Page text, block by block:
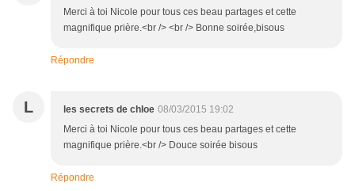
Merci à toi Nicole pour tous ces beau partages et cette
magnifique prière.<br /> <br /> Bonne soirée,bisous
Répondre
L les secrets de chloe 08/03/2015 19:02
Merci à toi Nicole pour tous ces beau partages et cette
magnifique prière.<br /> Douce soirée bisous
Répondre